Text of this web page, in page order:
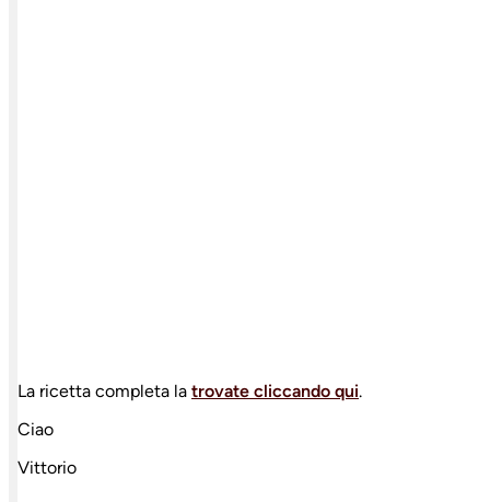
La ricetta completa la trovate cliccando qui.
Ciao
Vittorio